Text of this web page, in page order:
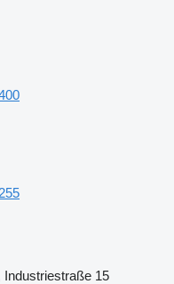
Industriestraße 15